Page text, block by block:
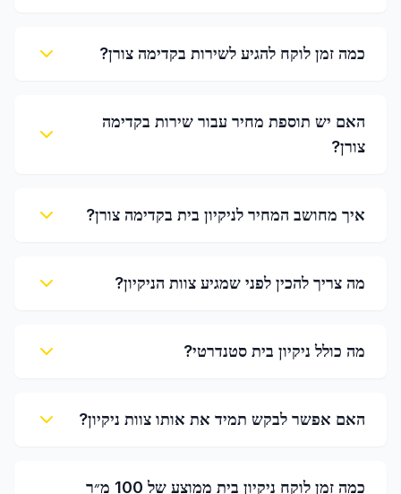
כמה זמן לוקח להגיע לשירות בקדימה צורן?
האם יש תוספת מחיר עבור שירות בקדימה
צורן?
איך מחושב המחיר לניקיון בית בקדימה צורן?
מה צריך להכין לפני שמגיע צוות הניקיון?
מה כולל ניקיון בית סטנדרטי?
האם אפשר לבקש תמיד את אותו צוות ניקיון?
כמה זמן לוקח ניקיון בית ממוצע של 100 מ״ר